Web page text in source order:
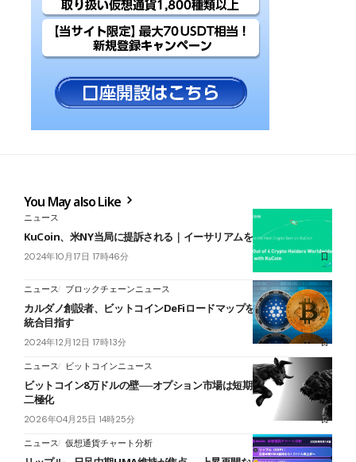
You May also Like
ニュース
KuCoin、米NY当局に提訴される｜イーサリアムを有価証券に分類
2024年10月17日 17時46分
ニュース ブロックチェーンニュース
カルダノ創設者、ビットコインDeFiロードマップを発表｜2025年に
統合目指す
2024年12月12日 17時13分
ニュース ビットコインニュース
ビットコイン8万ドルの壁──オプション市場は短期警戒・長期強気の
二極化
2026年04月25日 14時25分
ニュース 仮想通貨チャート分析